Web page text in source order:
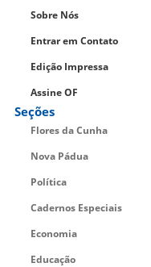
Sobre Nós
Entrar em Contato
Edição Impressa
Assine OF
Seções
Flores da Cunha
Nova Pádua
Política
Cadernos Especiais
Economia
Educação